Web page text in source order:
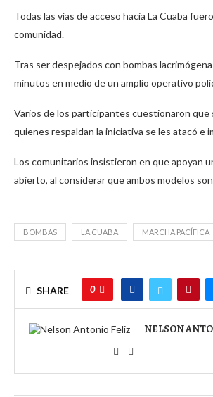
Todas las vías de acceso hacia La Cuaba
comunidad.
Tras ser despejados con bombas
minutos en medio de un amplio operativo
Varios de los participantes cuestionaron
quienes respaldan la iniciativa se les atacó e
Los comunitarios insistieron en que apoyan
abierto, al considerar que ambos modelos
BOMBAS LA CUABA MARCHA PACÍFICA
SHARE 0
NELSON